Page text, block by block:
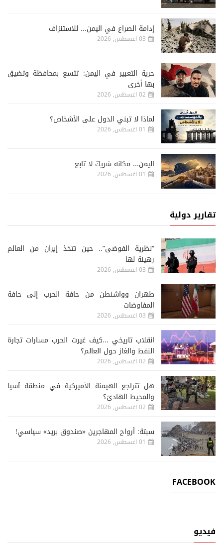
إدامة الصراع في اليمن... للاستنزاف
03 اغسطس, 2026
حرية التعبير في اليمن: تتسع بمحافظة وتضيق
بها أخرى
02 اغسطس, 2026
لماذا لا تبني الدول على الأشخاص؟
01 اغسطس, 2026
اليمن... مكانه شريكٌ لا تابع
01 اغسطس, 2026
تقارير دولية
“نظرية الفوضى”.. حين تتخذ إيران من العالم
رهينة لها
03 اغسطس, 2026
طهران وواشنطن من حافة الحرب إلى حافة
المفاوضات
03 اغسطس, 2026
انقلاب تاريخي ...كيف غيرت الحرب مسارات تجارة
النفط والغاز حول العالم؟
02 اغسطس, 2026
هل تتراجع الهيمنة الأميركية في منطقة آسيا
والمحيط الهادئ؟
02 اغسطس, 2026
سبتة: أرواح المهاجرين «صندوق بريد» سياسي!
01 اغسطس, 2026
FACEBOOK
فيديو